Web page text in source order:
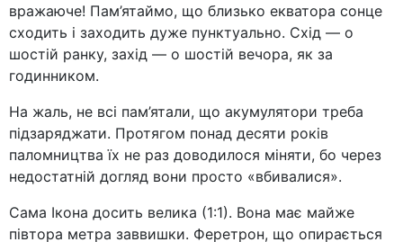
вражаюче! Пам’ятаймо, що близько екватора сонце
сходить і заходить дуже пунктуально. Схід — о
шостій ранку, захід — о шостій вечора, як за
годинником.
На жаль, не всі пам’ятали, що акумулятори треба
підзаряджати. Протягом понад десяти років
паломництва їх не раз доводилося міняти, бо через
недостатній догляд вони просто «вбивалися».
Сама Ікона досить велика (1:1). Вона має майже
півтора метра заввишки. Феретрон, що опирається